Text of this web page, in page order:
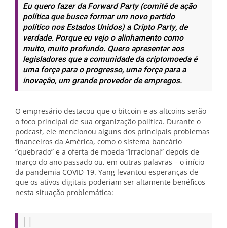
Eu quero fazer da Forward Party (comitê de ação
política que busca formar um novo partido
político nos Estados Unidos) a Cripto Party, de
verdade. Porque eu vejo o alinhamento como
muito, muito profundo. Quero apresentar aos
legisladores que a comunidade da criptomoeda é
uma força para o progresso, uma força para a
inovação, um grande provedor de empregos.
O empresário destacou que o bitcoin e as altcoins serão
o foco principal de sua organização política. Durante o
podcast, ele mencionou alguns dos principais problemas
financeiros da América, como o sistema bancário
“quebrado” e a oferta de moeda “irracional” depois de
março do ano passado ou, em outras palavras – o início
da pandemia COVID-19. Yang levantou esperanças de
que os ativos digitais poderiam ser altamente benéficos
nesta situação problemática: